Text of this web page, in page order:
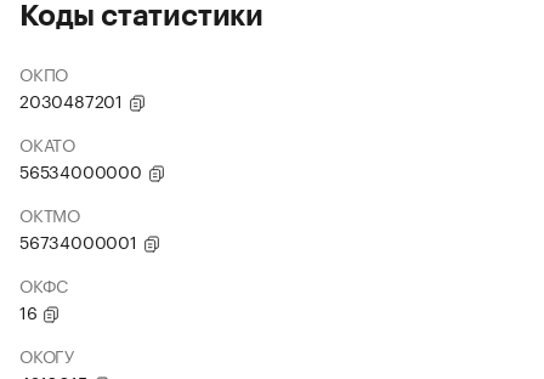
Коды статистики
ОКПО
2030487201
ОКАТО
56534000000
ОКТМО
56734000001
ОКФС
16
ОКОГУ